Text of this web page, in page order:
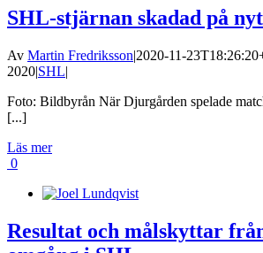
SHL-stjärnan skadad på
Av Martin Fredriksson|2020-11-
2020|SHL|
Foto: Bildbyrån När Djurgården spelade
[...]
Läs mer
0
Resultat och målskyttar